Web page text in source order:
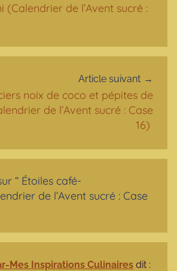
(Calendrier de l’Avent sucré :
Article suivant
noix de coco et pépites de
de l’Avent sucré : Case
16)
“ Étoiles café-
de l’Avent sucré : Case
Mes Inspirations Culinaires dit :